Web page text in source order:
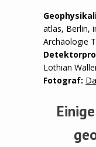
atlas, Berlin,
Archäologie
Lothian
Fotograf: